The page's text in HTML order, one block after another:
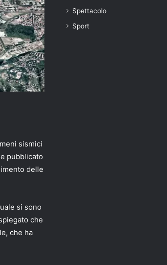
sismici
e pubblicato
delle
si sono
che
che ha
Spettacolo
Sport